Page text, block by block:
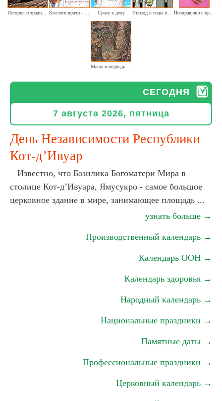
Сразу к делу
СЕГОДНЯ
7 августа 2026, пятница
День Независимости Республики
Кот-д’Ивуар
Известно, что Базилика Богоматери Мира в
столице Кот-д’Ивуара, Ямусукро - самое большое
церковное здание в мире, занимающее площадь ...
узнать больше →
Производственный календарь →
Календарь ООН →
Календарь здоровья →
Народный календарь →
Национальные праздники →
Памятные даты →
Профессиональные праздники →
Церковный календарь →